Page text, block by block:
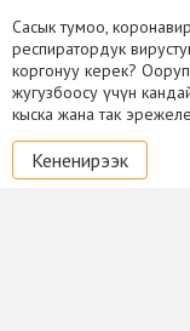
Сасык тумоо,
респиратордук
коргонуу керек?
жугузбоосу үчүн
кыска жана так
Кененирээк